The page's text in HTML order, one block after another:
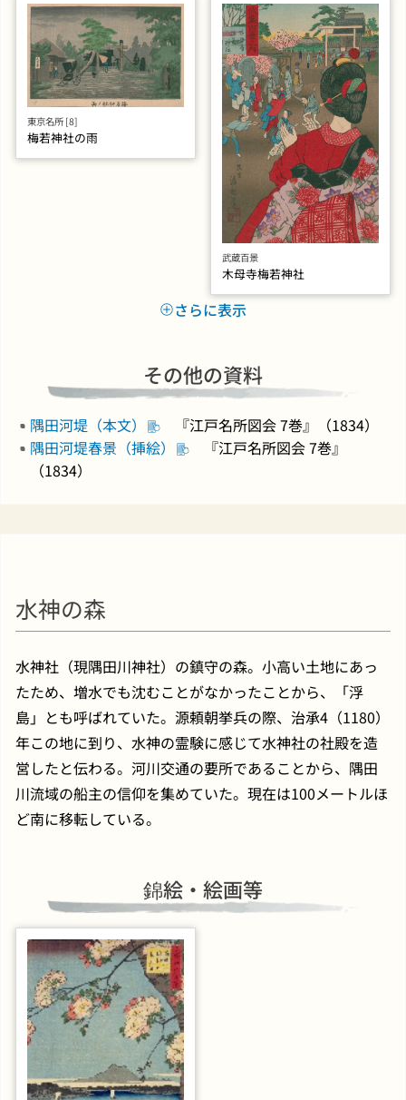
東京名所 [8]
梅若神社の雨
武蔵百景
木母寺梅若神社
さらに表示
その他の資料
隅田河堤（本文）
『江戸名所図会 7巻』（1834）
隅田河堤春景（挿絵）
『江戸名所図会 7巻』
（1834）
水神の森
水神社（現隅田川神社）の鎮守の森。小高い土地にあっ
たため、増水でも沈むことがなかったことから、「浮
島」とも呼ばれていた。源頼朝挙兵の際、治承4（1180）
年この地に到り、水神の霊験に感じて水神社の社殿を造
営したと伝わる。河川交通の要所であることから、隅田
川流域の船主の信仰を集めていた。現在は100メートルほ
ど南に移転している。
錦絵・絵画等